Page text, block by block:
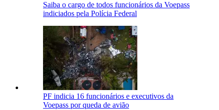
Saiba o cargo de todos funcionários da Voepass
indiciados pela Polícia Federal
PF indicia 16 funcionários e executivos da
Voepass por queda de avião